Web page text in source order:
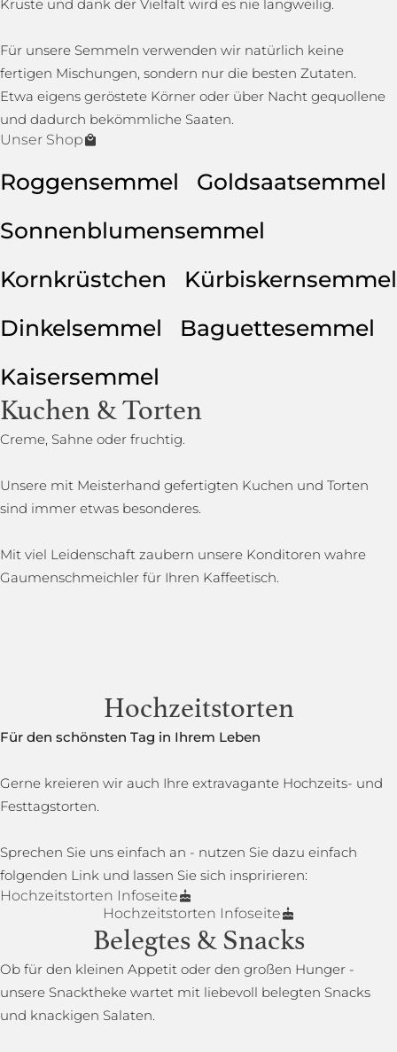
Kruste und dank der Vielfalt wird es nie langweilig.
Für unsere Semmeln verwenden wir natürlich keine
fertigen Mischungen, sondern nur die besten Zutaten.
Etwa eigens geröstete Körner oder über Nacht gequollene
und dadurch bekömmliche Saaten.
Unser Shop
Roggensemmel
Goldsaatsemmel
Sonnenblumensemmel
Kornkrüstchen
Kürbiskernsemmel
Dinkelsemmel
Baguettesemmel
Kaisersemmel
Kuchen & Torten
Creme, Sahne oder fruchtig.
Unsere mit Meisterhand gefertigten Kuchen und Torten
sind immer etwas besonderes.
Mit viel Leidenschaft zaubern unsere Konditoren wahre
Gaumenschmeichler für Ihren Kaffeetisch.
Hochzeitstorten
Für den schönsten Tag in Ihrem Leben
Gerne kreieren wir auch Ihre extravagante Hochzeits- und
Festtagstorten.
Sprechen Sie uns einfach an - nutzen Sie dazu einfach
folgenden Link und lassen Sie sich inspririeren:
Hochzeitstorten Infoseite
Hochzeitstorten Infoseite
Belegtes & Snacks
Ob für den kleinen Appetit oder den großen Hunger -
unsere Snacktheke wartet mit liebevoll belegten Snacks
und knackigen Salaten.